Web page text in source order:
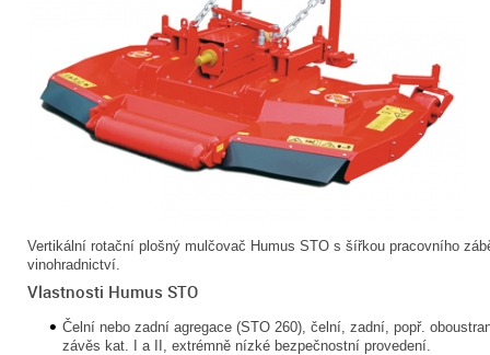
Vertikální rotační plošný mulčovač Humus STO s šířkou pracovního
vinohradnictví.
Vlastnosti Humus STO
Čelní nebo zadní agregace (STO 260), čelní, zadní, popř.
závěs kat. I a II, extrémně nízké bezpečnostní provedení.